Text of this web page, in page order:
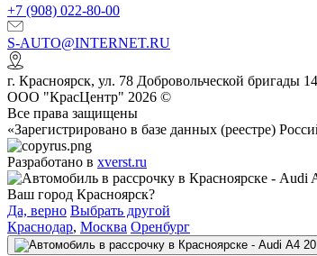
+7 (908) 022-80-00
S-AUTO@INTERNET.RU
г. Красноярск, ул. 78 Добровольческой бригады
ООО "КрасЦентр" 2026 ©
Все права защищены
«Зарегистрировано в базе данных (реестре)
Разработано в xverst.ru
Ваш город Красноярск?
Да, верно Выбрать другой
Краснодар, Москва Оренбург